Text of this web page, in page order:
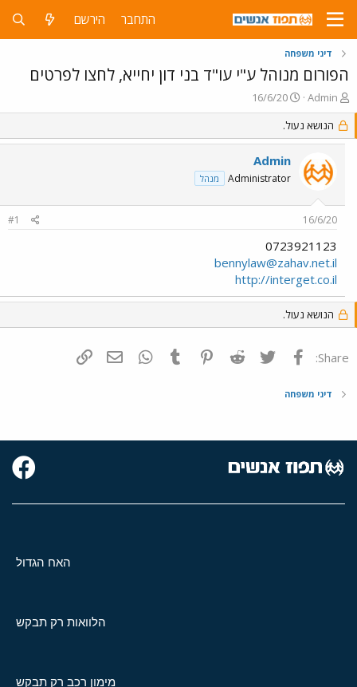
התחבר הירשם
דיני משפחה
הפורום מנוהל ע"י עו"ד בני דון יחייא, לחצו לפרטים
פ
ו
ת
ח
Admin
פ
ו
ר
ס
ם
ב
ת
ך
16/6/20
הנושא נעול.
Admin
Administrator מנהל
16/6/20
#1
0723921123
bennylaw@zahav.net.il
http://interget.co.il
הנושא נעול.
Share: פייסבוק Twitter
Reddit
Pinterest
Tumblr
WhatsAppדואר אלקטרוני
דיני משפחה
האח הגדול
הלוואות רק תבקש
מימון רכב רק תבקש